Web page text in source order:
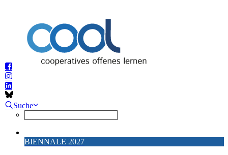
Suche
BIENNALE 2027